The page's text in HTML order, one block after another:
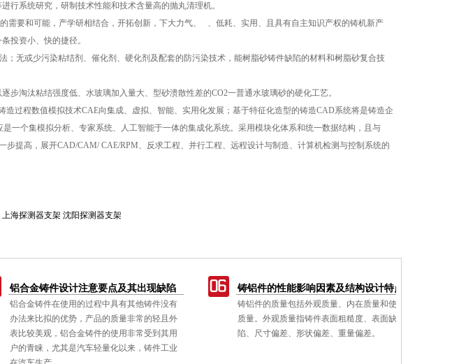
系统研究，研制技术性能和技术含量高的抛丸清理机。
要和可能，产学研相结合，开拓创新，下大力气、 、低耗、实用、且具有自主知识产权的铸机新产
投资小、快的捷径。
无或少污染粘结剂、催化剂、硬化剂及配套的防污染技术，能树脂砂铸件缺陷的材料和树脂砂复合技
淘汰粘结强度低、水玻璃加入量大、型砂溃散性差的CO2一普通水玻璃砂的硬化工艺。
程数值模拟技术CAE向集成、虚拟、智能、实用化发展；基于特征化造型的铸造CAD系统将是铸造企
一个集模拟分析、专家系统、人工智能于一体的集成化系统。采用模块化体系和统一数据结构，且与
步提高，展开CAD/CAM/ CAE/RPM、反求工程、并行工程、远程设计与制造、计算机检测与控制系统的
上海探测器支架 沈阳探测器支架
金铸件设计注意要点及其出现缺陷
金铸件在使用的过程中具有其他铸件没有
来比拟的优势，产品的质量非常的轻且外
较美观，铝合金铸件的使用非常受到其用
青睐，尤其是汽车轻量化以来，铸件工业
铸铝件的性能影响因素及结构设计特点
铸铝件的质量包括外观质量、内在质量和使用
质量。外观质量指铸件表面粗糙度、表面缺
陷、尺寸偏差、形状偏差、重量偏差。